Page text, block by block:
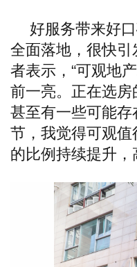
好服务带来好
全面落地，很快
者表示，“可观地
前一亮。正在选房
甚至有一些可能
节，我觉得可观值
的比例持续提升，